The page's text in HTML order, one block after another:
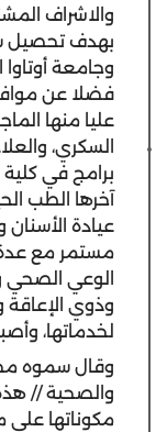
والاشراف
بهدف تحصيل
وجامعة أوتاوا
فضلا عن
عليا منها
السكري،
برامج في
آخرها الطب
عيادة
مستمر مع
الوعي الصحي
وذوي الإعاقة
لخدماتها،
وقال سموه
والصحية //
مكوناتها على